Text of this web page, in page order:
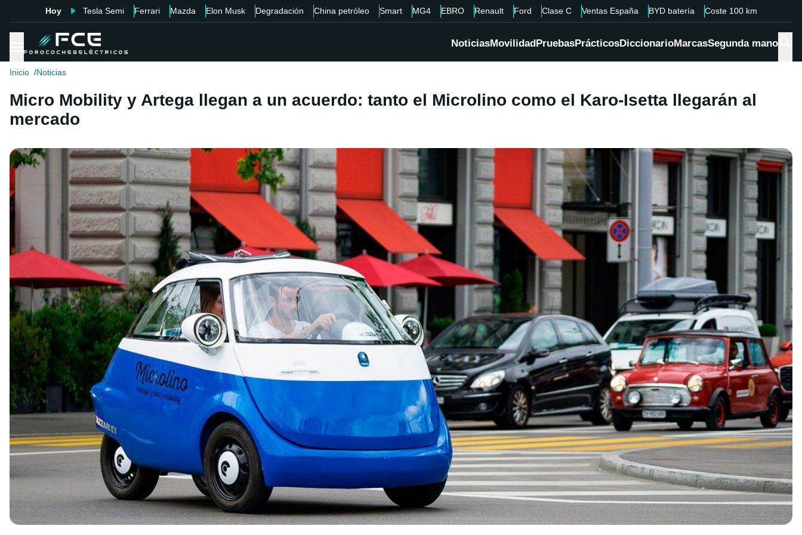
Hoy Tesla Semi Ferrari Mazda Elon Musk Degradación China petróleo Smart MG4 EBRO Renault Ford Clase C Ventas España BYD batería Coste 100 km
NoticiasMovilidadPruebasPrácticosDiccionarioMarcasSegunda mano
Inicio Noticias
Micro Mobility y Artega llegan a un acuerdo: tanto el Microlino como el Karo-Isetta llegarán al
mercado